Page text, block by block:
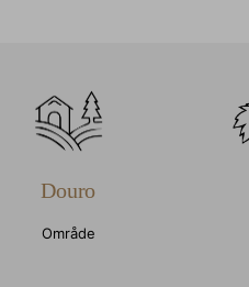
Douro
Område